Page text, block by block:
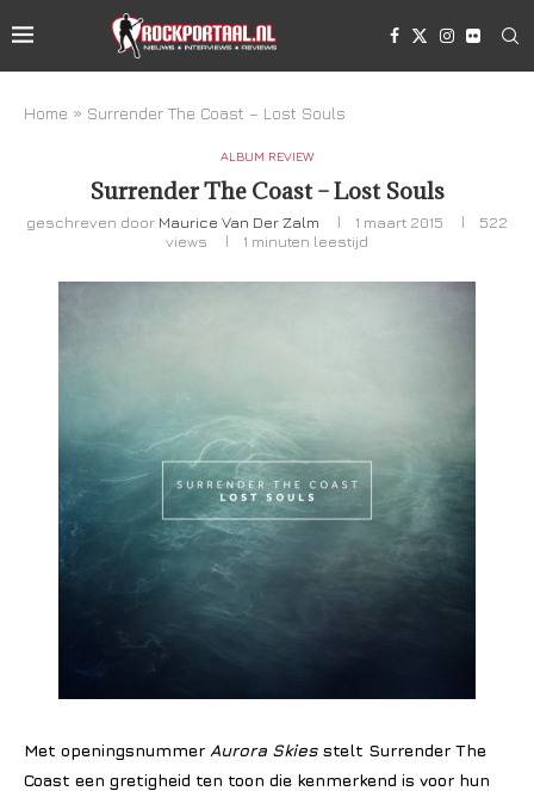
Home » Surrender The Coast – Lost Souls
ALBUM REVIEW
Surrender The Coast – Lost Souls
geschreven door Maurice Van Der Zalm 1 maart 2015
522
views
1 minuten leestijd
Met openingsnummer Aurora Skies stelt Surrender The
Coast een gretigheid ten toon die kenmerkend is voor hun